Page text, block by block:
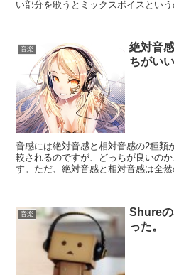
い部分を歌うとミックスボイスとい
音楽
絶対音
ちがい
音感には絶対音感と相対音感の2種類
較されるのですが、どっちが良いの
す。ただ、絶対音感と相対音感は全
音楽
Shure
った。